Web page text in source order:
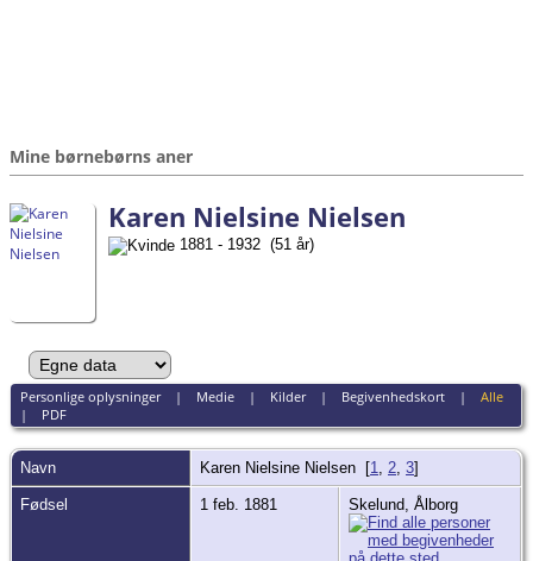
Mine børnebørns aner
Karen Nielsine Nielsen
1881 - 1932 (51 år)
Personlige oplysninger| Medie| Kilder| Begivenhedskort| Alle
| PDF
Navn Karen Nielsine Nielsen [1, 2, 3]
Fødsel 1 feb. 1881 Skelund, Ålborg